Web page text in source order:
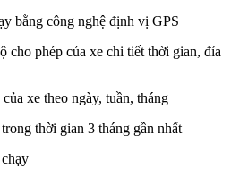
bằng công nghệ định vị GPS
cho phép của xe chi tiết thời gian, đỉa
xe theo ngày, tuần, tháng
thời gian 3 tháng gần nhất